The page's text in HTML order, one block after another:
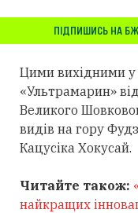
ПІДПИШИСЬ НА
Цими вихідними у
«Ультрамарин»
Великого
видів на гору
Кацусіка Хокусай.
Читайте також:
найкращих